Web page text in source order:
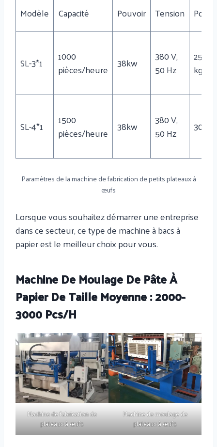
Modèle Capacité Pouvoir Tension Poids
SL-3*1
1000
pièces/heure
38kw
380 V,
50 Hz
2500
kg
SL-4*1
1500
pièces/heure
38kw
380 V,
50 Hz
Paramètres de la machine de fabrication de petits plateaux à
œufs
Lorsque vous souhaitez démarrer une entreprise
dans ce secteur, ce type de machine à bacs à
papier est le meilleur choix pour vous.
Machine De Moulage De Pâte À
Papier De Taille Moyenne : 2000-
3000 Pcs/h
Machine de fabrication de
plateaux à œufs
Machine de moulage de
plateaux à œufs